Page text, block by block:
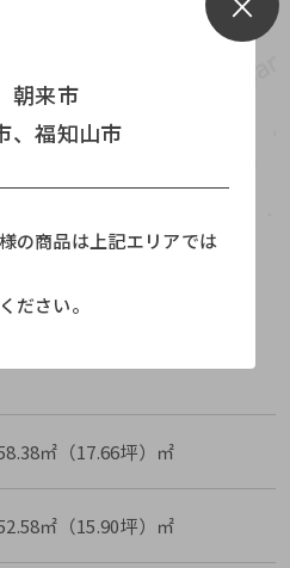
㎡（17.66坪）㎡
㎡（15.90坪）㎡
朝来市
、福知山市
の商品は上記エリアでは
ださい。